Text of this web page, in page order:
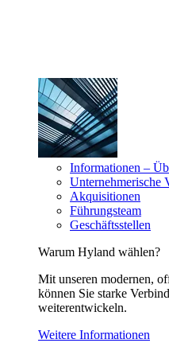
Informationen –
Unternehmerische
Akquisitionen
Führungsteam
Geschäftsstellen
Warum Hyland wählen?
Mit unseren modernen,
können Sie starke
weiterentwickeln.
Weitere Informationen